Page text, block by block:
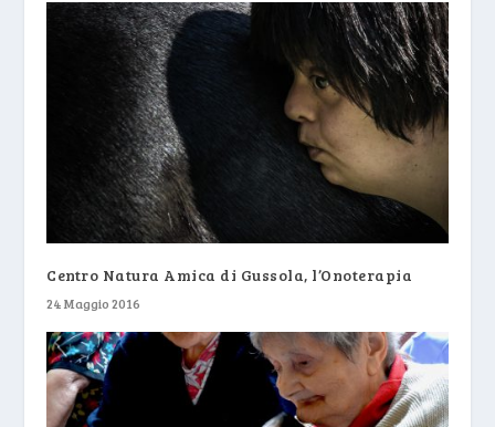
Centro Natura Amica di Gussola, l’Onoterapia
24 Maggio 2016